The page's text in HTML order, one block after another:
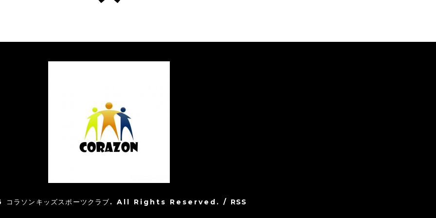
コラソンキッズスポーツクラブ. All Rights Reserved. / RSS